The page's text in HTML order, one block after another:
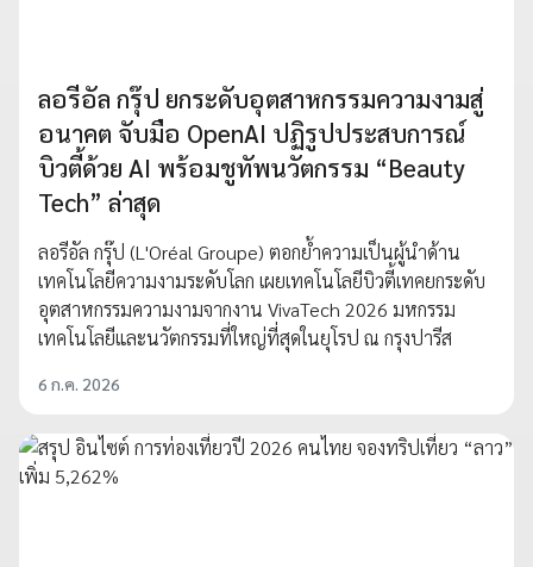
ลอรีอัล กรุ๊ป ยกระดับอุตสาหกรรมความงามสู่
อนาคต จับมือ OpenAI ปฏิรูปประสบการณ์
บิวตี้ด้วย AI พร้อมชูทัพนวัตกรรม “Beauty
Tech” ล่าสุด
ลอรีอัล กรุ๊ป (L'Oréal Groupe) ตอกย้ำความเป็นผู้นำด้าน
เทคโนโลยีความงามระดับโลก เผยเทคโนโลยีบิวตี้เทคยกระดับ
อุตสาหกรรมความงามจากงาน VivaTech 2026 มหกรรม
เทคโนโลยีและนวัตกรรมที่ใหญ่ที่สุดในยุโรป ณ กรุงปารีส
6 ก.ค. 2026